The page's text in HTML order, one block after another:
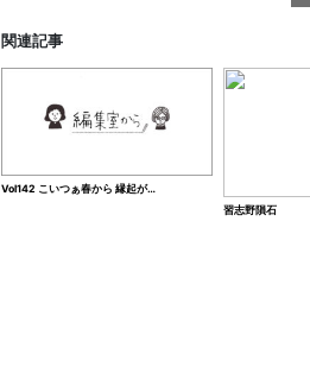
関連記事
Vol142 こいつぁ春から 縁起が…
習志野隕石